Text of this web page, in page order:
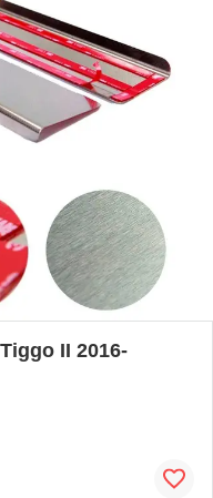
II 2016-